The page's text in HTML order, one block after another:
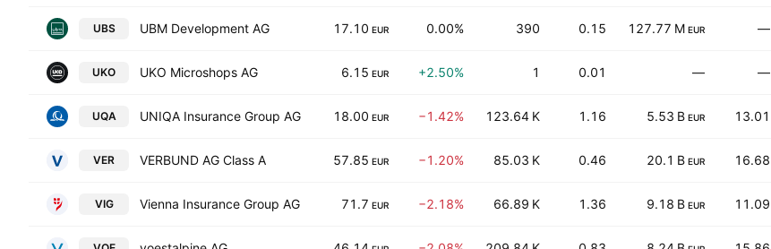
UBS UBM Development AG 17.10 EUR 0.00% 390 0.15 127.77 M EUR —
UKO UKO Microshops AG 6.15 EUR +2.50% 1 0.01 — —
UQA UNIQA Insurance Group AG 18.00 EUR −1.42% 123.64 K 1.16 5.53 B EUR 13.01
VER VERBUND AG Class A 57.85 EUR −1.20% 85.03 K 0.46 20.1 B EUR 16.68
VIG Vienna Insurance Group AG 71.7 EUR −2.18% 66.89 K 1.36 9.18 B EUR 11.09